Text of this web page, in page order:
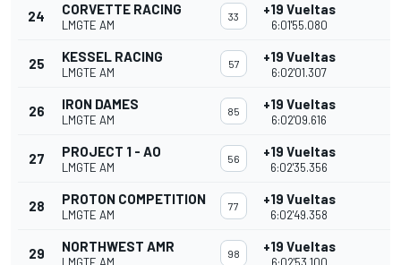
24 CORVETTE RACING
LMGTE AM
33 +19 Vueltas
6:01'55.080
25 KESSEL RACING
LMGTE AM
57 +19 Vueltas
6:02'01.307
26 IRON DAMES
LMGTE AM
85 +19 Vueltas
6:02'09.616
27 PROJECT 1 - AO
LMGTE AM
56 +19 Vueltas
6:02'35.356
28 PROTON COMPETITION
LMGTE AM
77 +19 Vueltas
6:02'49.358
29 NORTHWEST AMR 98 +19 Vueltas